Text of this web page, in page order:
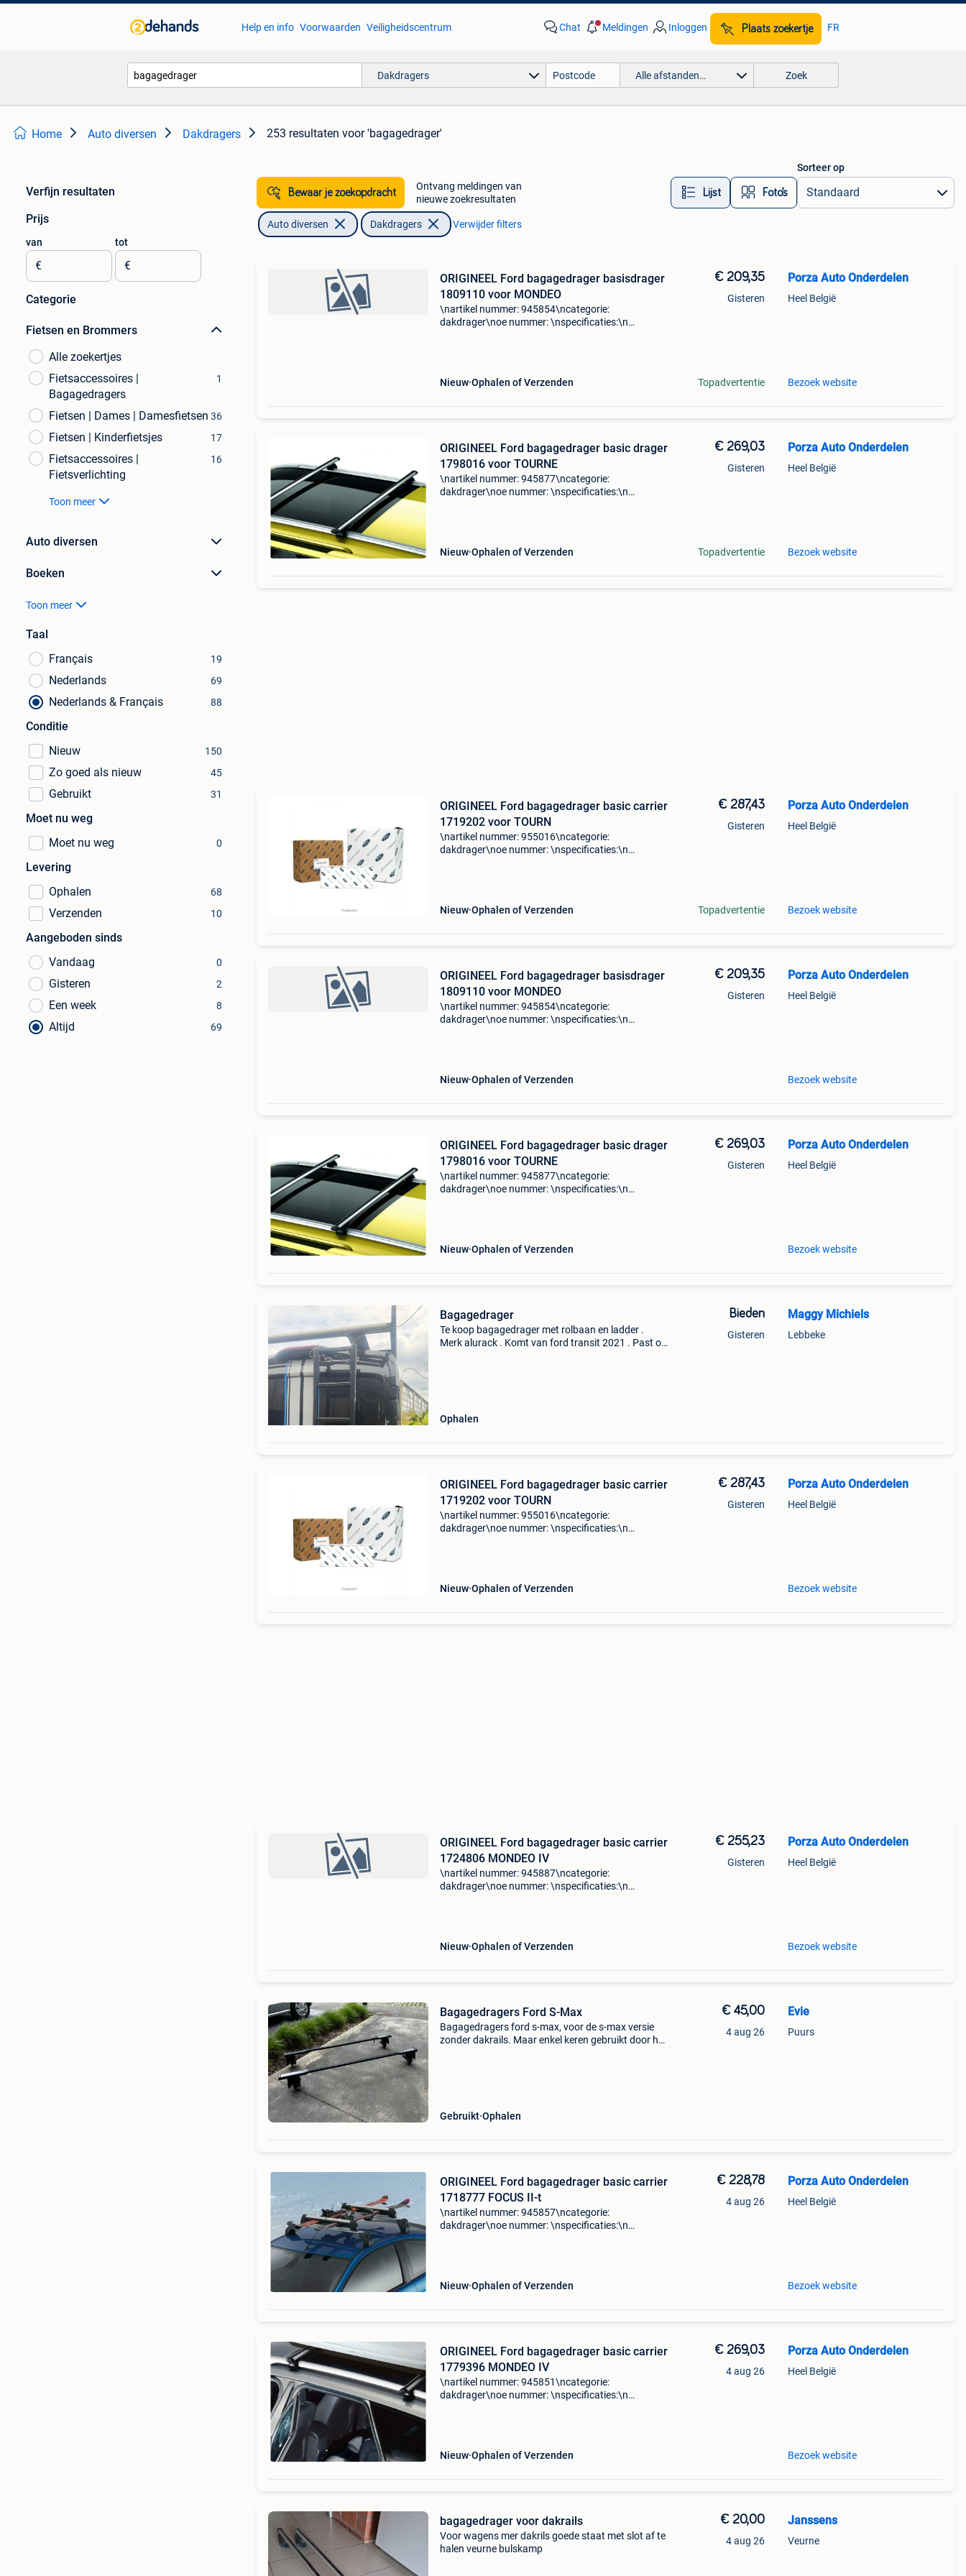
Help en info Voorwaarden Veiligheidscentrum Chat Meldingen Inloggen Plaats zoekertje FR
Dakdragers Alle afstanden… Zoek
Home Auto diversen Dakdragers 253 resultaten voor 'bagagedrager'
Verfijn resultaten
Prijs
van
€
tot
€
Categorie
Fietsen en Brommers
Alle zoekertjes
Fietsaccessoires |
Bagagedragers
1
Fietsen | Dames | Damesfietsen 36
Fietsen | Kinderfietsjes 17
Fietsaccessoires |
Fietsverlichting
16
Toon meer
Auto diversen
Boeken
Toon meer
Taal
Français
19
Nederlands 69
Nederlands & Français 88
Conditie
Nieuw
150
Zo goed als nieuw 45
Gebruikt 31
Moet nu weg
Moet nu weg
0
Levering
Ophalen
68
Verzenden 10
Aangeboden sinds
Vandaag
0
Gisteren 2
Een week 8
Altijd 69
Bewaar je zoekopdracht
Ontvang meldingen van
nieuwe zoekresultaten
Lijst Foto’s
Sorteer op
Auto diversen Dakdragers Verwijder filters
ORIGINEEL Ford bagagedrager basisdrager
1809110 voor MONDEO
\nartikel nummer: 945854\ncategorie:
dakdrager\noe nummer: \nspecificaties:\n
Nieuw Ophalen of Verzenden
€ 209,35
Gisteren
Topadvertentie
Porza Auto Onderdelen
Heel België
Bezoek website
ORIGINEEL Ford bagagedrager basic drager
1798016 voor TOURNE
\nartikel nummer: 945877\ncategorie:
dakdrager\noe nummer: \nspecificaties:\n
Nieuw Ophalen of Verzenden
€ 269,03
Gisteren
Topadvertentie
Porza Auto Onderdelen
Heel België
Bezoek website
ORIGINEEL Ford bagagedrager basic carrier
1719202 voor TOURN
\nartikel nummer: 955016\ncategorie:
dakdrager\noe nummer: \nspecificaties:\n
Nieuw Ophalen of Verzenden
€ 287,43
Gisteren
Topadvertentie
Porza Auto Onderdelen
Heel België
Bezoek website
ORIGINEEL Ford bagagedrager basisdrager
1809110 voor MONDEO
\nartikel nummer: 945854\ncategorie:
dakdrager\noe nummer: \nspecificaties:\n
Nieuw Ophalen of Verzenden
€ 209,35
Gisteren
Porza Auto Onderdelen
Heel België
Bezoek website
ORIGINEEL Ford bagagedrager basic drager
1798016 voor TOURNE
\nartikel nummer: 945877\ncategorie:
dakdrager\noe nummer: \nspecificaties:\n
Nieuw Ophalen of Verzenden
€ 269,03
Gisteren
Porza Auto Onderdelen
Heel België
Bezoek website
Bagagedrager
Te koop bagagedrager met rolbaan en ladder .
Merk alurack . Komt van ford transit 2021 . Past op
Ophalen
Bieden
Gisteren
Maggy Michiels
Lebbeke
ORIGINEEL Ford bagagedrager basic carrier
1719202 voor TOURN
\nartikel nummer: 955016\ncategorie:
dakdrager\noe nummer: \nspecificaties:\n
Nieuw Ophalen of Verzenden
€ 287,43
Gisteren
Porza Auto Onderdelen
Heel België
Bezoek website
ORIGINEEL Ford bagagedrager basic carrier
1724806 MONDEO IV
\nartikel nummer: 945887\ncategorie:
dakdrager\noe nummer: \nspecificaties:\n
Nieuw Ophalen of Verzenden
€ 255,23
Gisteren
Porza Auto Onderdelen
Heel België
Bezoek website
Bagagedragers Ford S-Max
Bagagedragers ford s-max, voor de s-max versie
zonder dakrails. Maar enkel keren gebruikt door het
Gebruikt Ophalen
€ 45,00
4 aug 26
Evie
Puurs
ORIGINEEL Ford bagagedrager basic carrier
1718777 FOCUS II-t
\nartikel nummer: 945857\ncategorie:
dakdrager\noe nummer: \nspecificaties:\n
Nieuw Ophalen of Verzenden
€ 228,78
4 aug 26
Porza Auto Onderdelen
Heel België
Bezoek website
ORIGINEEL Ford bagagedrager basic carrier
1779396 MONDEO IV
\nartikel nummer: 945851\ncategorie:
dakdrager\noe nummer: \nspecificaties:\n
Nieuw Ophalen of Verzenden
€ 269,03
4 aug 26
Porza Auto Onderdelen
Heel België
Bezoek website
bagagedrager voor dakrails
Voor wagens mer dakrils goede staat met slot af te
halen veurne bulskamp
€ 20,00
4 aug 26
Janssens
Veurne